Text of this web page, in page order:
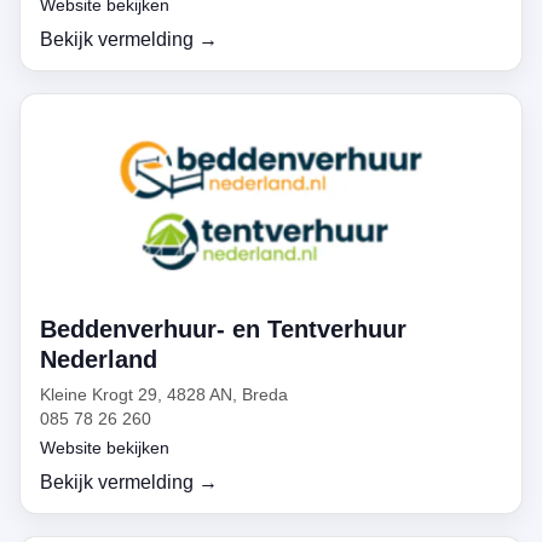
Website bekijken
Bekijk vermelding →
Beddenverhuur- en Tentverhuur
Nederland
Kleine Krogt 29, 4828 AN, Breda
085 78 26 260
Website bekijken
Bekijk vermelding →